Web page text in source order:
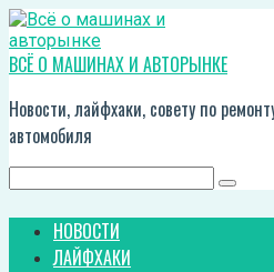
Перейти
к
контенту
ВСЁ О МАШИНАХ И АВТОРЫНКЕ
Новости, лайфхаки, совету по
автомобиля
НОВОСТИ
ЛАЙФХАКИ